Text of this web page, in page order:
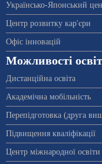
Українсько-Японський
Центр розвитку кар'єри
Офіс інновацій
Можливості
Дистанційна освіта
Академічна мобільність
Перепідготовка (друга
Підвищення кваліфікації
Центр міжнародної освіти